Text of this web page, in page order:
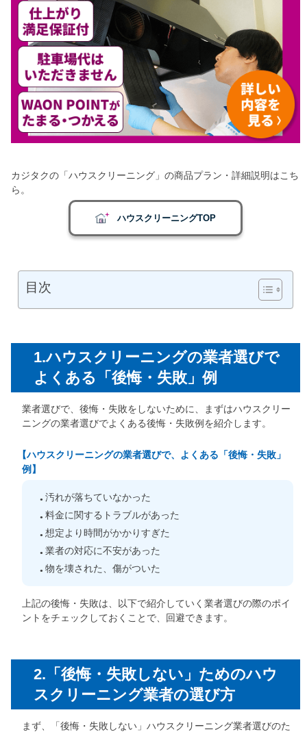
カジタクの「ハウスクリーニング」の商品プラン・詳細説明はこち
ら。
ハウスクリーニングTOP
目次
1.ハウスクリーニングの業者選びで
よくある「後悔・失敗」例
業者選びで、後悔・失敗をしないために、まずはハウスクリー
ニングの業者選びでよくある後悔・失敗例を紹介します。
【ハウスクリーニングの業者選びで、よくある「後悔・失敗」
例】
汚れが落ちていなかった
料金に関するトラブルがあった
想定より時間がかかりすぎた
業者の対応に不安があった
物を壊された、傷がついた
上記の後悔・失敗は、以下で紹介していく業者選びの際のポイ
ントをチェックしておくことで、回避できます。
2.「後悔・失敗しない」ためのハウ
スクリーニング業者の選び方
まず、「後悔・失敗しない」ハウスクリーニング業者選びのた